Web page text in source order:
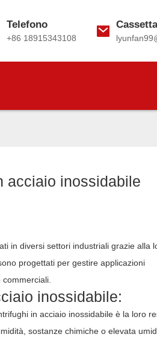
Telefono
+86 18915343108
acciaio inossidabile
in diversi settori industriali grazie alla
progettati per gestire applicazioni
commerciali.
inossidabile:
in acciaio inossidabile è la loro
sostanze chimiche o elevata